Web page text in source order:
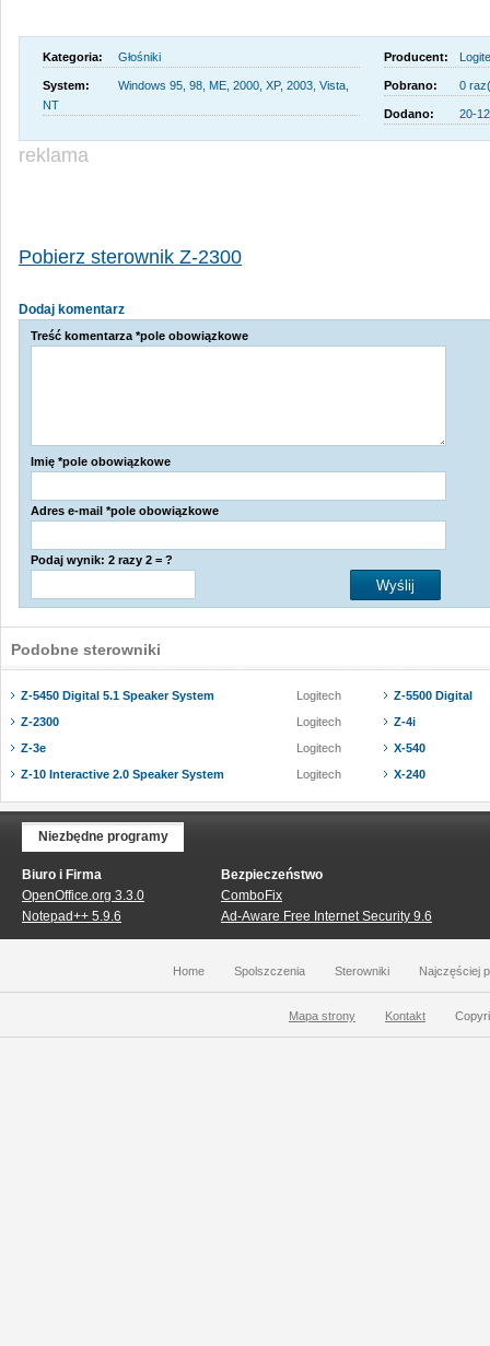
Kategoria: Głośniki Producent:
System:
Windows 95, 98, ME, 2000, XP, 2003, Vista,
NT
Pobrano: 0
Dodano: 20-
reklama
Pobierz sterownik Z-2300
Dodaj komentarz
Treść komentarza *pole obowiązkowe
Imię *pole obowiązkowe
Adres e-mail *pole obowiązkowe
Podaj wynik: 2 razy 2 = ?
Podobne sterowniki
Z-5450 Digital 5.1 Speaker System
Logitech
Z-2300
Logitech
Z-3e
Logitech
Z-10 Interactive 2.0 Speaker System
Logitech
Z-5500 Digital
Z-4i
X-540
X-240
Niezbędne programy
Biuro i Firma
OpenOffice.org 3.3.0
Notepad++ 5.9.6
Bezpieczeństwo
ComboFix
Ad-Aware Free Internet Security 9.6
Home Spolszczenia Sterowniki Najczęściej
Mapa strony Kontakt